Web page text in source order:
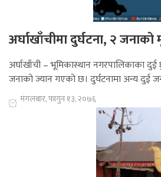
अर्घाखाँचीमा दुर्घटना, २
अर्घाखाँची – भूमिकास्थान नगरपालिकाका दुई
जनाको ज्यान गएको छ। दुर्घटनामा अन्य दुई
मंगलबार, फागुन १३, २०७६